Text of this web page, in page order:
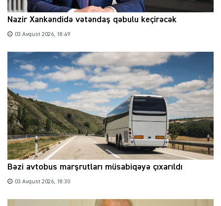
Nazir Xankəndidə vətəndaş qəbulu keçirəcək
03 Avqust 2026, 18:49
Bəzi avtobus marşrutları müsabiqəyə çıxarıldı
03 Avqust 2026, 18:30